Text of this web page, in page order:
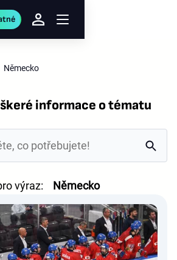
Německo
informace o tématu
výraz: Německo